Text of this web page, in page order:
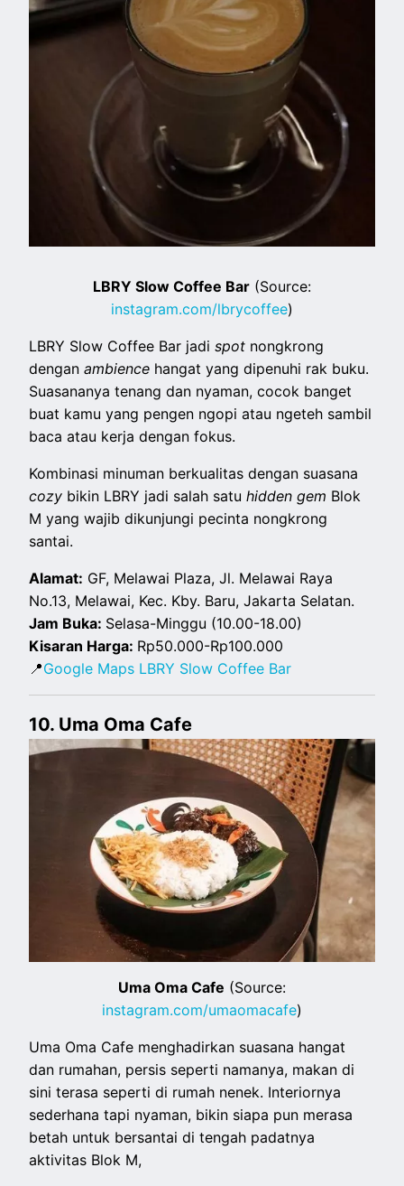
LBRY Slow Coffee Bar (Source:
instagram.com/lbrycoffee)
LBRY Slow Coffee Bar jadispot nongkrong
denganambience hangat yang dipenuhi rak buku.
Suasananya tenang dan nyaman, cocok banget
buat kamu yang pengen ngopi atau ngeteh sambil
baca atau kerja dengan fokus.
Kombinasi minuman berkualitas dengan suasana
cozy bikin LBRY jadi salah satuhidden gem Blok
M yang wajib dikunjungi pecinta nongkrong
santai.
Alamat: GF, Melawai Plaza, Jl. Melawai Raya
No.13, Melawai, Kec. Kby. Baru, Jakarta Selatan.
Jam Buka: Selasa-Minggu (10.00-18.00)
Kisaran Harga: Rp50.000-Rp100.000
📍Google Maps LBRY Slow Coffee Bar
10. Uma Oma Cafe
Uma Oma Cafe (Source:
instagram.com/umaomacafe)
Uma Oma Cafe menghadirkan suasana hangat
dan rumahan, persis seperti namanya, makan di
sini terasa seperti di rumah nenek. Interiornya
sederhana tapi nyaman, bikin siapa pun merasa
betah untuk bersantai di tengah padatnya
aktivitas Blok M,